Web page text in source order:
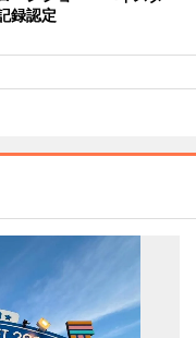
録認定